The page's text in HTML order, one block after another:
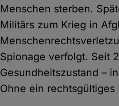
Menschen sterben.
Militärs zum Krieg in
Spionage verfolgt. Seit
Gesundheitszustand –
Ohne ein